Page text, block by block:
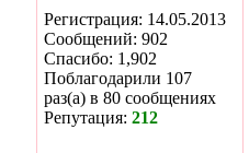
Регистрация: 14.05.2013
Сообщений: 902
Спасибо: 1,902
Поблагодарили 107
раз(а) в 80 сообщениях
Репутация: 212